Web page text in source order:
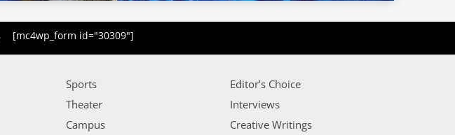
[mc4wp_form id="30309"]
Sports
Theater
Campus
Editor’s Choice
Interviews
Creative Writings